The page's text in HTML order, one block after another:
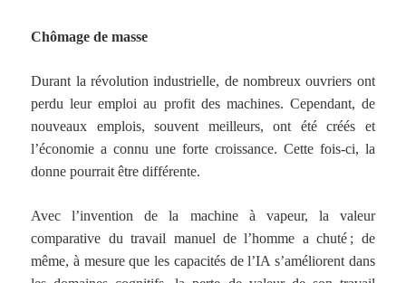
Chômage de masse
Durant la révolution industrielle, de nombreux ouvriers ont
perdu leur emploi au profit des machines. Cependant, de
nouveaux emplois, souvent meilleurs, ont été créés et
l’économie a connu une forte croissance. Cette fois-ci, la
donne pourrait être différente.
Avec l’invention de la machine à vapeur, la valeur
comparative du travail manuel de l’homme a chuté ; de
même, à mesure que les capacités de l’IA s’améliorent dans